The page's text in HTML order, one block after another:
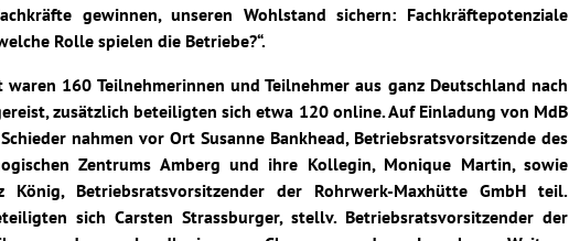
gewinnen, unseren Wohlstand sichern: Fachkräftepotenziale
Rolle spielen die Betriebe?“.
waren 160 Teilnehmerinnen und Teilnehmer aus ganz Deutschland nach
zusätzlich beteiligten sich etwa 120 online.Auf Einladung von MdB
nahmen vor Ort Susanne Bankhead, Betriebsratsvorsitzende des
Zentrums Amberg und ihre Kollegin, Monique Martin, sowie
König, Betriebsratsvorsitzender der Rohrwerk-Maxhütte GmbH teil.
sich Carsten Strassburger, stellv. Betriebsratsvorsitzender der